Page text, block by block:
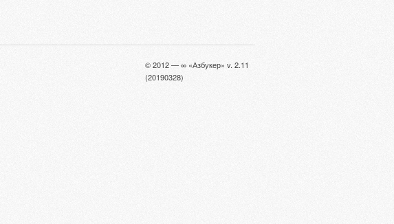
© 2012 — ∞ «Азбукер» v. 2.11
(20190328)